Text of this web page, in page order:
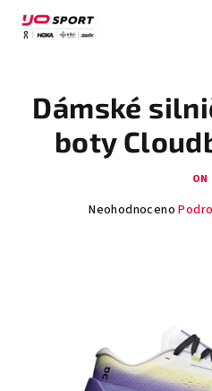
obsah
Dámské
boty
ON
Průměrné
Neohodnoceno